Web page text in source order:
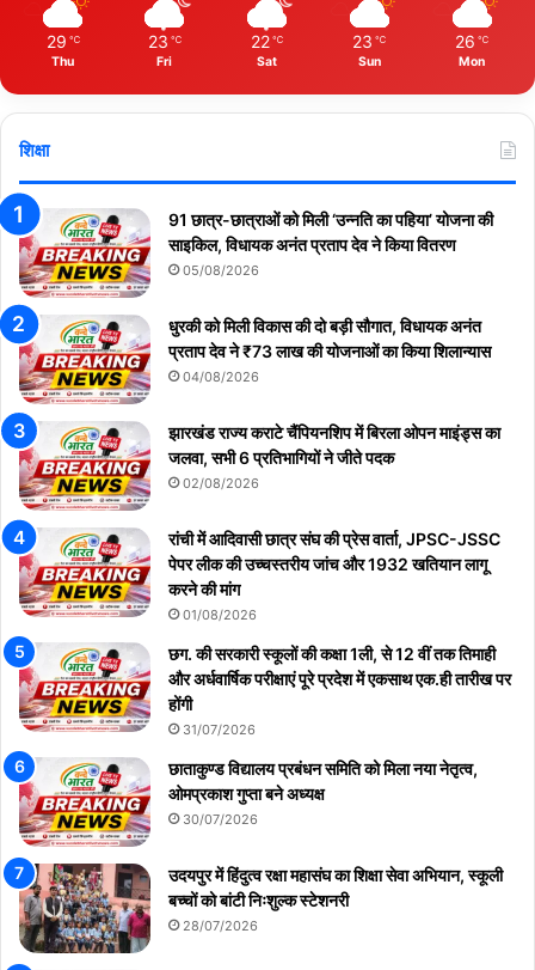
29 ℃
Thu
23 ℃
Fri
22 ℃
Sat
23 ℃
Sun
26 ℃
Mon
शिक्षा
91 छात्र-छात्राओं को मिली ‘उन्नति का पहिया’ योजना की
साइकिल, विधायक अनंत प्रताप देव ने किया वितरण
05/08/2026
धुरकी को मिली विकास की दो बड़ी सौगात, विधायक अनंत
प्रताप देव ने ₹73 लाख की योजनाओं का किया शिलान्यास
04/08/2026
झारखंड राज्य कराटे चैंपियनशिप में बिरला ओपन माइंड्स का
जलवा, सभी 6 प्रतिभागियों ने जीते पदक
02/08/2026
रांची में आदिवासी छात्र संघ की प्रेस वार्ता, JPSC-JSSC
पेपर लीक की उच्चस्तरीय जांच और 1932 खतियान लागू
करने की मांग
01/08/2026
छग. की सरकारी स्कूलों की कक्षा 1ली, से 12 वीं तक तिमाही
और अर्धवार्षिक परीक्षाएं पूरे प्रदेश में एकसाथ एक.ही तारीख पर
होंगी
31/07/2026
छाताकुण्ड विद्यालय प्रबंधन समिति को मिला नया नेतृत्व,
ओमप्रकाश गुप्ता बने अध्यक्ष
30/07/2026
उदयपुर में हिंदुत्व रक्षा महासंघ का शिक्षा सेवा अभियान, स्कूली
बच्चों को बांटी निःशुल्क स्टेशनरी
28/07/2026